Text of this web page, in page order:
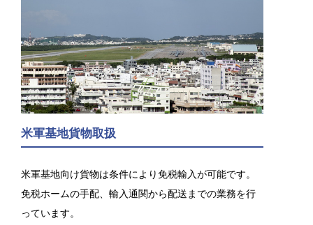
米軍基地貨物取扱
米軍基地向け貨物は条件により免税輸入が可能です。
免税ホームの手配、輸入通関から配送までの業務を行
っています。